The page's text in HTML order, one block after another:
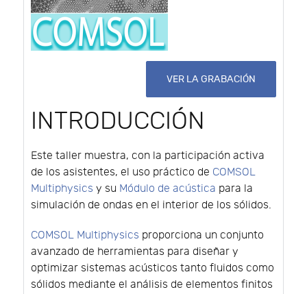
VER LA GRABACIÓN
INTRODUCCIÓN
Este taller muestra, con la participación activa
de los asistentes, el uso práctico de COMSOL
Multiphysics y su Módulo de acústica para la
simulación de ondas en el interior de los sólidos.
COMSOL Multiphysics proporciona un conjunto
avanzado de herramientas para diseñar y
optimizar sistemas acústicos tanto fluidos como
sólidos mediante el análisis de elementos finitos